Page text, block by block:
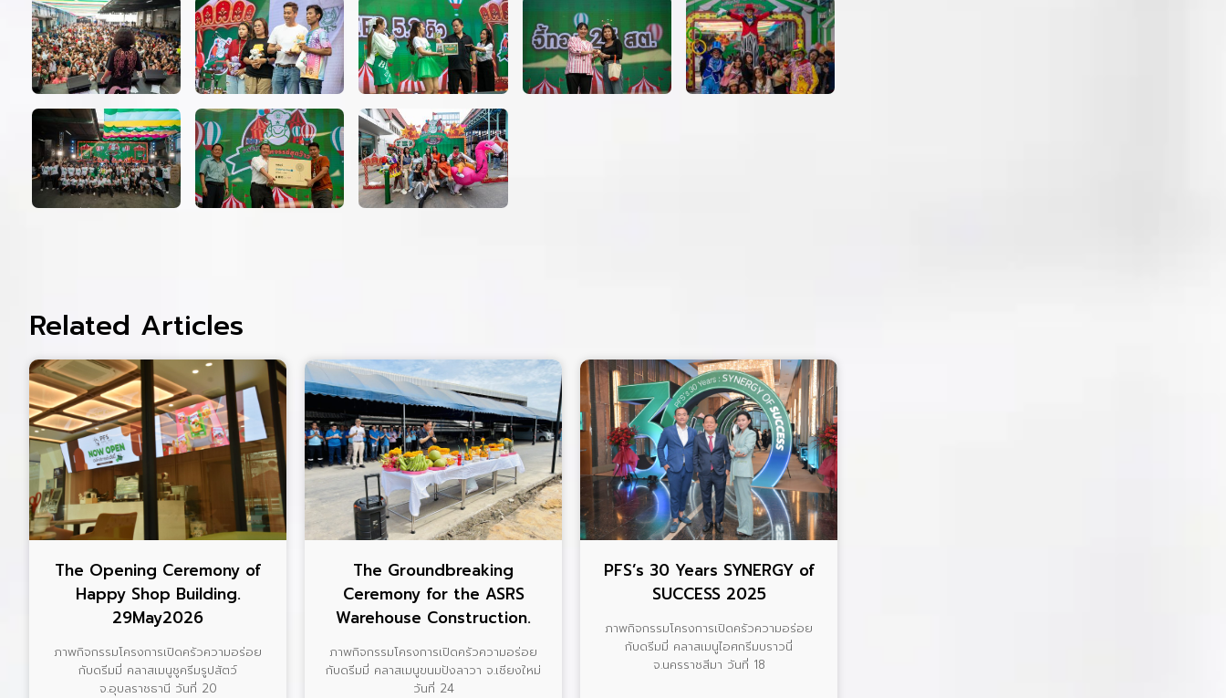
Related Articles
The Opening Ceremony of
Happy Shop Building.
29May2026
ภาพกิจกรรมโครงการเปิดครัวความอร่อย
กับดรีมมี่ คลาสเมนูชูครีมรูปสัตว์
จ.อุบลราชธานี วันที่ 20
The Groundbreaking
Ceremony for the ASRS
Warehouse Construction.
ภาพกิจกรรมโครงการเปิดครัวความอร่อย
กับดรีมมี่ คลาสเมนูขนมปังลาวา จ.เชียงใหม่
วันที่ 24
PFS’s 30 Years SYNERGY of
SUCCESS 2025
ภาพกิจกรรมโครงการเปิดครัวความอร่อย
กับดรีมมี่ คลาสเมนูไอศกรีมบราวนี่
จ.นครราชสีมา วันที่ 18